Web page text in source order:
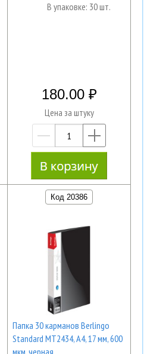
В упаковке: 30 шт.
180.00
Цена за штуку
—
Код 20386
Папка 30 карманов Berlingo
Standard MT2434, А4, 17 мм, 600